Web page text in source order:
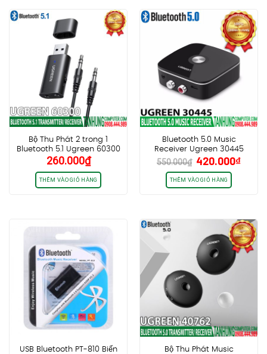
Bộ Thu Phát 2 trong 1
Bluetooth 5.1 Ugreen 60300
Chính hãng cao cấp
260.000₫
THÊM VÀO GIỎ HÀNG
Bluetooth 5.0 Music
Receiver Ugreen 30445
Thiết bị nhận Bluetooth cho
Loa+Ampli (New Vesion
5.0)
550.000₫ Giá
gốc
là:
550.000₫.
420.000₫Giá
THÊM VÀO GIỎ HÀNG
USB Bluetooth PT-810 Biến
Bộ Thu Phát Music